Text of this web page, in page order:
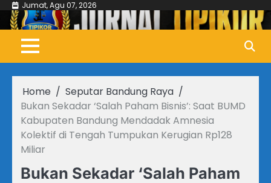
Skip
content
Jumat, Agu 07, 2026
Home
Seputar Bandung Raya
Bukan Sekadar ‘Salah Paham Bisnis’: Saat BUMD
Kabupaten Bandung Mendadak Amnesia
Kolektif di Tengah Tumpukan Kerugian Rp128
Miliar
Bukan Sekadar ‘Salah Paham